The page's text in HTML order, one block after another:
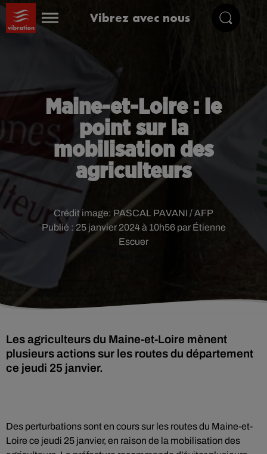
Vibrez avec nous
Maine-et-Loire : le
point sur la
mobilisation des
agriculteurs
Publié : 25 janvier 2024 à 10h56 par Étienne
Escuer
Crédit image: PASCAL PAVANI / AFP
Les agriculteurs du Maine-et-Loire mènent
plusieurs actions sur les routes du département
ce jeudi 25 janvier.
Des perturbations sont en cours sur les routes du Maine-et-
Loire ce jeudi 25 janvier, en raison de la mobilisation des